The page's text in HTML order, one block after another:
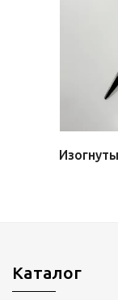
Каталог